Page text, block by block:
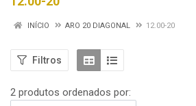
INÍCIO ARO 20 DIAGONAL 12.00-20
Filtros
2 produtos ordenados por: